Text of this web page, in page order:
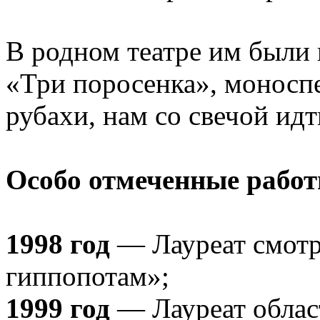
В родном театре им были
«Три поросенка»,
рубахи, нам со свечой
Особо отмеченные
1998 год — Лауреат
гиппопотам»;
1999 год — Лауреат